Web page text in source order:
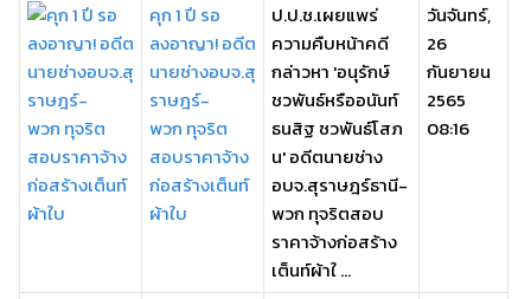
คุก 1 ปี รอ
ลงอาญา! อดีต
นายช่างอบจ.สุ
ราษฎร์-
พวก ทุจริต
สอบราคาจ้าง
ก่อสร้างเต็นท์
ผ้าใบ
ป.ป.ช.เผยแพร่
ความคืบหน้าคดี
กล่าวหา 'อนุรักษ์
ชวพันธ์หรืออนันท์
ธนสิฐ ชวพันธ์โสภ
น' อดีตนายช่าง
อบจ.สุราษฎร์ธานี-
พวก ทุจริตสอบ
ราคาจ้างก่อสร้าง
เต็นท์ผ้าใ ...
วันจันทร์,
26
กันยายน
2565
08:16